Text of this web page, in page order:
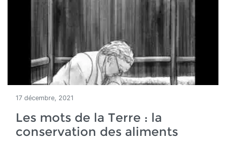
17 décembre, 2021
Les mots de la Terre : la
conservation des aliments